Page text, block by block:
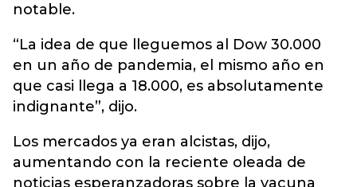
notable.
“La idea de que lleguemos al Dow 30.000
en un año de pandemia, el mismo año en
que casi llega a 18.000, es absolutamente
indignante”, dijo.
Los mercados ya eran alcistas, dijo,
aumentando con la reciente oleada de
noticias esperanzadoras sobre la vacuna